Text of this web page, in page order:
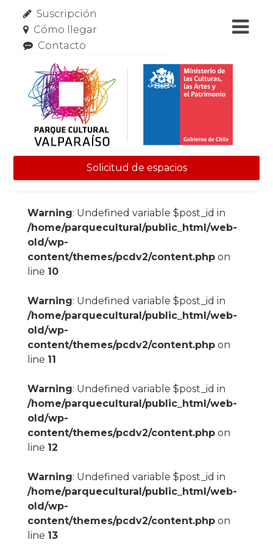
Suscripción
Cómo llegar
Contacto
Solicitud de espacios
Warning: Undefined variable $post_id in
/home/parquecultural/public_html/web-
old/wp-
content/themes/pcdv2/content.phpon
line 10
Warning: Undefined variable $post_id in
/home/parquecultural/public_html/web-
old/wp-
content/themes/pcdv2/content.phpon
line 11
Warning: Undefined variable $post_id in
/home/parquecultural/public_html/web-
old/wp-
content/themes/pcdv2/content.phpon
line 12
Warning: Undefined variable $post_id in
/home/parquecultural/public_html/web-
old/wp-
content/themes/pcdv2/content.phpon
line 13